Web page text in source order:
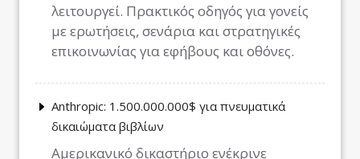
λειτουργεί. Πρακτικός οδηγός για γονείς
με ερωτήσεις, σενάρια και στρατηγικές
επικοινωνίας για εφήβους και οθόνες.
Anthropic: 1.500.000.000$ για πνευματικά
δικαιώματα βιβλίων
Αμερικανικό δικαστήριο ενέκρινε